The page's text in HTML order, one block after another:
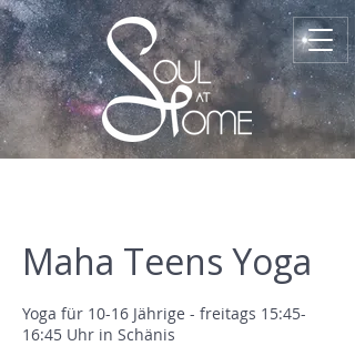
Maha Teens Yoga
Yoga für 10-16 Jährige - freitags 15:45-
16:45 Uhr in Schänis